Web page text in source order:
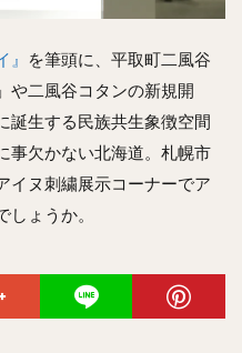
を筆頭に、平取町二風谷
や二風谷コタンの新規開
誕生する民族共生象徴空間
事欠かない北海道。札幌市
イヌ刺繍展示コーナーでア
ょうか。